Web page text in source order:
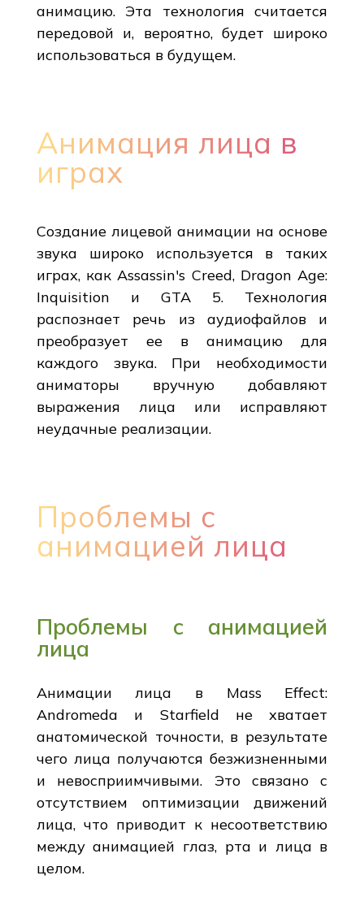
анимацию. Эта технология считается
передовой и, вероятно, будет широко
использоваться в будущем.
Анимация лица в
играх
Создание лицевой анимации на основе
звука широко используется в таких
играх, как Assassin's Creed, Dragon Age:
Inquisition и GTA 5. Технология
распознает речь из аудиофайлов и
преобразует ее в анимацию для
каждого звука. При необходимости
аниматоры вручную добавляют
выражения лица или исправляют
неудачные реализации.
Проблемы с
анимацией лица
Проблемы с анимацией
лица
Анимации лица в Mass Effect:
Andromeda и Starfield не хватает
анатомической точности, в результате
чего лица получаются безжизненными
и невосприимчивыми. Это связано с
отсутствием оптимизации движений
лица, что приводит к несоответствию
между анимацией глаз, рта и лица в
целом.